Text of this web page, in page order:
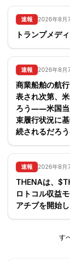
速報 2026年8月
トランプメデ
速報 2026年8月
商業船舶の航
表され次第、
ろう――米国当
束履行状況に
続されるだろ
速報 2026年8月
THENAは、
ロトコル収益
アチブを開始し
す